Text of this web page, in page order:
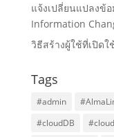
แจ้งเปลี่ยนแปลงข้
Information
วิธีสร้างผู้ใช้ที่เปิด
Tags
#admin
#cloudDB